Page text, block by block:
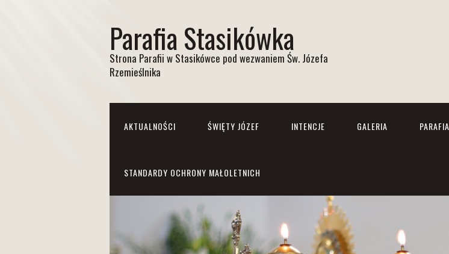
Parafia Stasikówka
Strona Parafii w Stasikówce pod wezwaniem Św. Józefa
Rzemieślnika
AKTUALNOŚCI ŚWIĘTY JÓZEF INTENCJE GALERIA PARAFIA
STANDARDY OCHRONY MAŁOLETNICH